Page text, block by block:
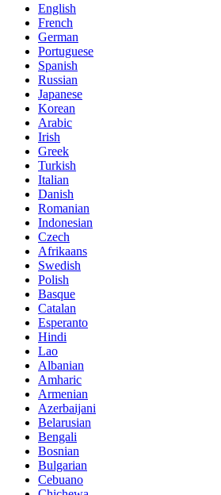
English
French
German
Portuguese
Spanish
Russian
Japanese
Korean
Arabic
Irish
Greek
Turkish
Italian
Danish
Romanian
Indonesian
Czech
Afrikaans
Swedish
Polish
Basque
Catalan
Esperanto
Hindi
Lao
Albanian
Amharic
Armenian
Azerbaijani
Belarusian
Bengali
Bosnian
Bulgarian
Cebuano